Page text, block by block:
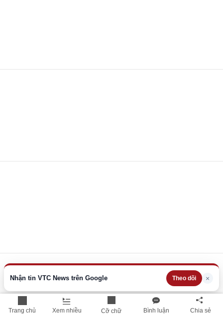
Trang chủ Xem nhiều Cỡ chữ Bình luận Chia sẻ
Nhận tin VTC News trên Google Theo dõi ×